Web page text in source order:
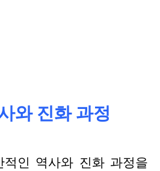
와 진화 과정
적인 역사와 진화 과정을